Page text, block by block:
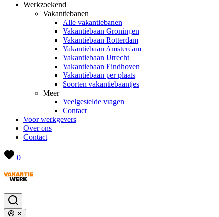
Werkzoekend
Vakantiebanen
Alle vakantiebanen
Vakantiebaan Groningen
Vakantiebaan Rotterdam
Vakantiebaan Amsterdam
Vakantiebaan Utrecht
Vakantiebaan Eindhoven
Vakantiebaan per plaats
Soorten vakantiebaantjes
Meer
Veelgestelde vragen
Contact
Voor werkgevers
Over ons
Contact
0